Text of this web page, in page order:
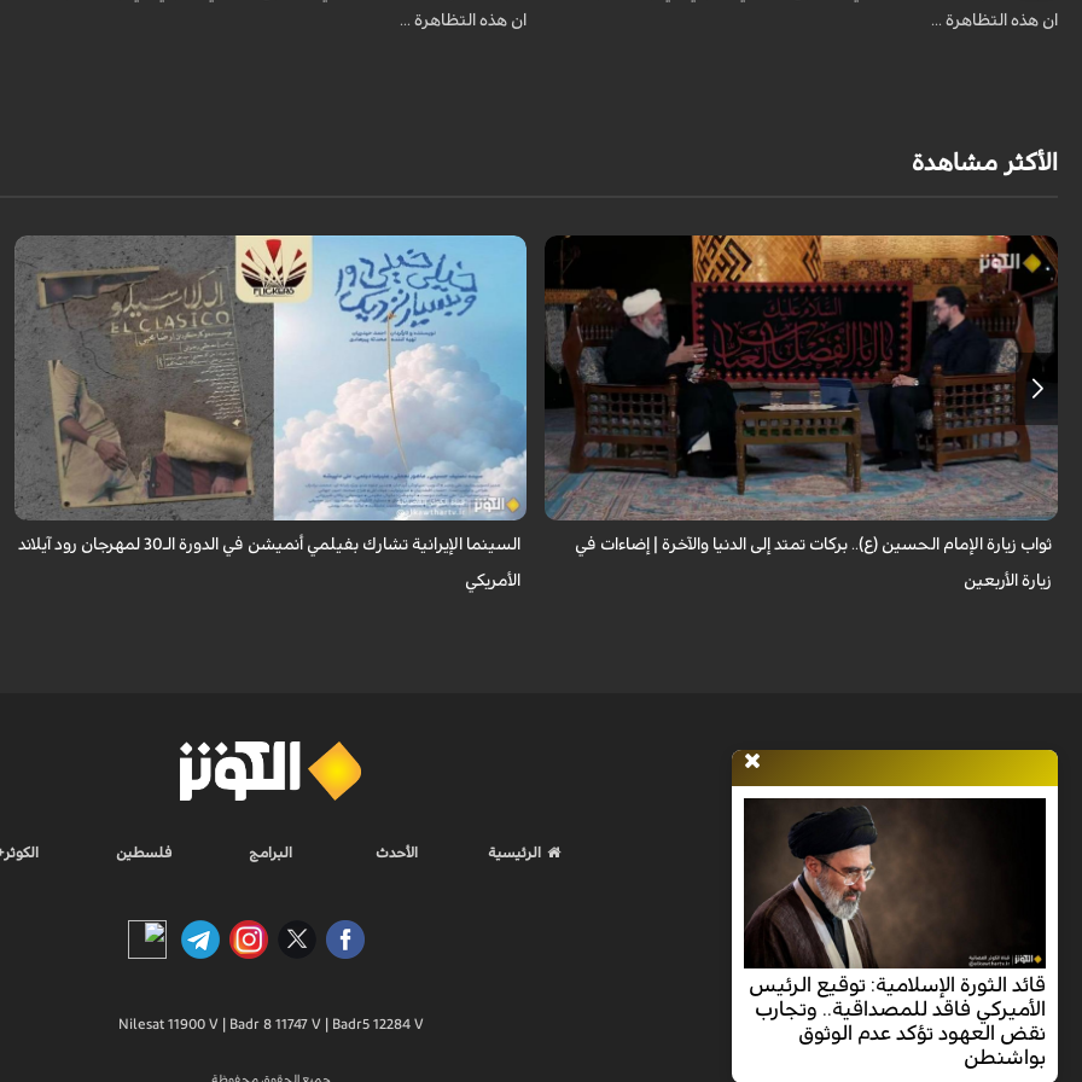
ان هذه التظاهرة ...
ان هذه التظاهرة ...
الأكثر مشاهدة
لا تقتصر زيارة الإمام الحسين (عليه السلام) على أداء شعيرةٍ إيمانية، بل تحمل في
طياتها ثوابًا عظيمًا وآثارًا مباركة تنعكس على حياة الزائر. فما هي النعم...
ثواب زيارة الإمام الحسين (ع).. بركات تمتد إلى الدنيا والآخرة | إضاءات في
زيارة الأربعين
تأهل فيلمان قصيران من إنتاج "مركز سوره للشباب" للمشاركة في منافسات
مهرجان رود آيلاند السينمائي الدولي بالولايات المتحدة الأمريكية.
السينما الإيرانية تشارك بفيلمي أنميشن في الدورة الـ30 لمهرجان رود آيلاند
الأمريكي
قائد الثورة الإسلامية: توقيع الرئيس
الأميركي فاقد للمصداقية.. وتجارب
نقض العهود تؤكد عدم الوثوق
بواشنطن
الرئيسية الأحدث البرامج فلسطين
Nilesat 11900 V | Badr 8 11747 V | Badr5 12284 V
جميع الحقوق محفوظة